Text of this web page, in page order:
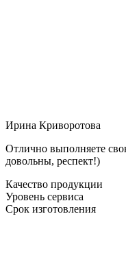
Ирина Криворотова
Отлично выполняете
довольны, респект!)
Качество продукции
Уровень сервиса
Срок изготовления